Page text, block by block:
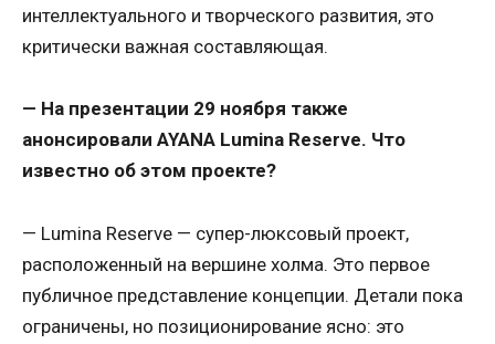
интеллектуального и творческого развития, это
критически важная составляющая.
— На презентации 29 ноября также
анонсировали AYANA Lumina Reserve. Что
известно об этом проекте?
— Lumina Reserve — супер-люксовый проект,
расположенный на вершине холма. Это первое
публичное представление концепции. Детали пока
ограничены, но позиционирование ясно: это